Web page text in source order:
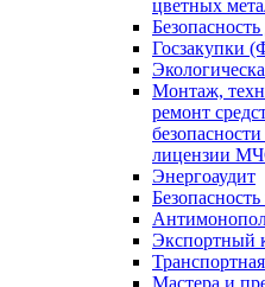
цветных
Госзакупки
Монтаж,
ремонт
лицензии
Энергоаудит
Экспортный
Мастера и